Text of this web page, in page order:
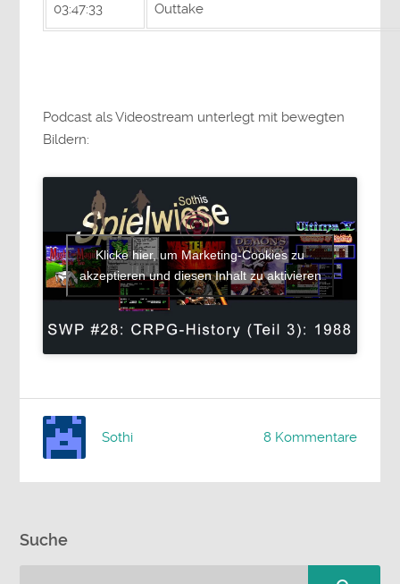
03:47:33 Outtake
Podcast als Videostream unterlegt mit bewegten
Bildern:
Klicke hier, um Marketing-Cookies zu
akzeptieren und diesen Inhalt zu aktivieren
8 Kommentare
Sothi
Suche